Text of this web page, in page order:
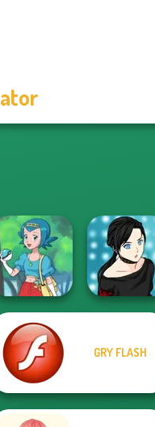
Pokegirl
Manga Creator -
GRY FLASH